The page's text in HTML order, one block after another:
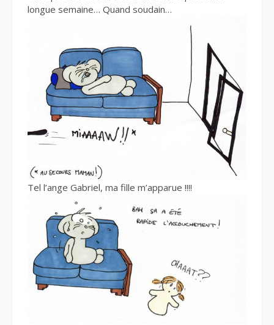
longue semaine… Quand soudain…
Tel l’ange Gabriel, ma fille m’apparue !!!!